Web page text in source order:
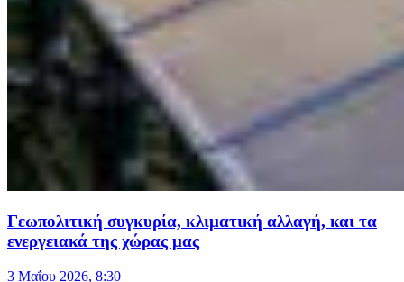
Γεωπολιτική συγκυρία, κλιματική αλλαγή, και τα
ενεργειακά της χώρας μας
3 Μαΐου 2026, 8:30